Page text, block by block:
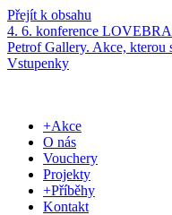
Přejít k obsahu
4. 6. konference
Petrof Gallery. Akce, kterou
Vstupenky
+Akce
O nás
Vouchery
Projekty
+Příběhy
Kontakt